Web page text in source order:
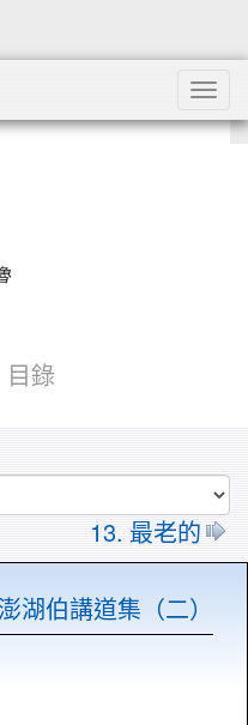
目錄
13. 最老的
澎湖伯講道集（二）